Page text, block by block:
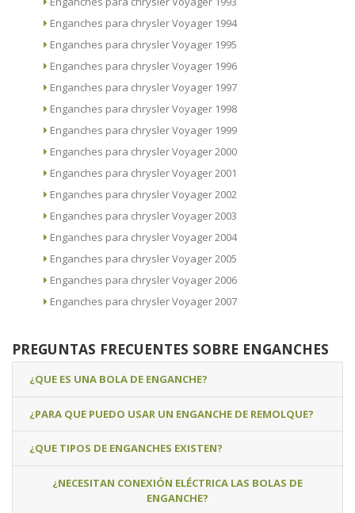
Enganches para chrysler Voyager 1994
Enganches para chrysler Voyager 1995
Enganches para chrysler Voyager 1996
Enganches para chrysler Voyager 1997
Enganches para chrysler Voyager 1998
Enganches para chrysler Voyager 1999
Enganches para chrysler Voyager 2000
Enganches para chrysler Voyager 2001
Enganches para chrysler Voyager 2002
Enganches para chrysler Voyager 2003
Enganches para chrysler Voyager 2004
Enganches para chrysler Voyager 2005
Enganches para chrysler Voyager 2006
Enganches para chrysler Voyager 2007
PREGUNTAS FRECUENTES SOBRE ENGANCHES
¿QUE ES UNA BOLA DE ENGANCHE?
¿PARA QUE PUEDO USAR UN ENGANCHE DE REMOLQUE?
¿QUE TIPOS DE ENGANCHES EXISTEN?
¿NECESITAN CONEXIÓN ELÉCTRICA LAS BOLAS DE
ENGANCHE?